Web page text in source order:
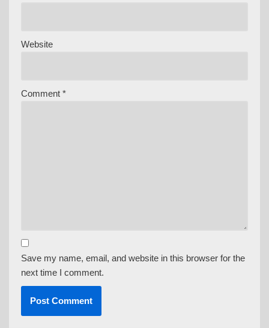
Website
Comment *
Save my name, email, and website in this browser for the
next time I comment.